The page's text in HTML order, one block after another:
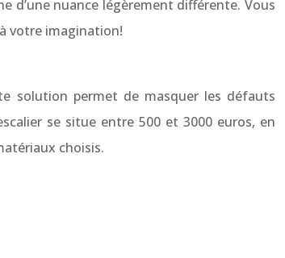
d’une nuance légèrement différente. Vous
votre imagination!
solution permet de masquer les défauts
se situe entre 500 et 3000 euros, en
choisis.